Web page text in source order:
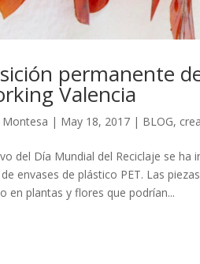
permanente
Valencia
Montesa | May 18, 2017 | BLOG,
del Día Mundial del Reciclaje se
envases de plástico PET. Las
en plantas y flores que podrían...